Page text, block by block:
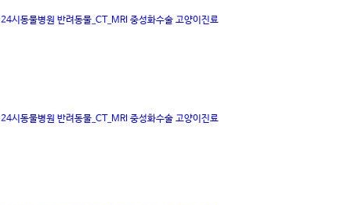
24시동물병원 반려동물_CT_MRI 중성화수술 고양이진료
24시동물병원 반려동물_CT_MRI 중성화수술 고양이진료